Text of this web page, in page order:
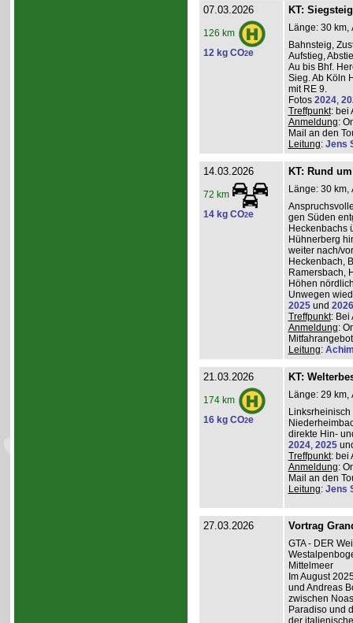
07.03.2026
126 km
12 kg CO2e
KT: Siegsteig
Länge: 30 km,
Bahnsteig,
Aufstieg,
Au bis Bhf.
Sieg. Ab Köln
mit RE 9.
Fotos 2024,
Treffpunkt: bei
Anmeldung:
Mail an den
Leitung: Jens
14.03.2026
72 km
14 kg CO2e
KT: Rund
Länge: 30 km,
gen Süden
Heckenbachs
Hühnerberg
weiter nach/
Heckenbach,
Ramersbach,
Höhen
Unwegen
2025und 2026
Treffpunkt: Bei
Anmeldung:
Leitung:
21.03.2026
174 km
16 kg CO2e
KT:
Länge: 29 km,
direkte Hin-
2024, 2025
Treffpunkt: bei
Anmeldung:
Mail an den
Leitung: Jens
27.03.2026 Vortrag
GTA - DER
Mittelmeer
Im August
und Andreas
zwischen
Paradiso und
der